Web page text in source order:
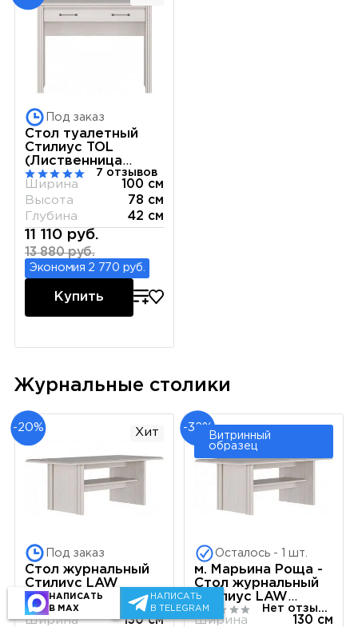
Под заказ
Стол туалетный
Стилиус TOL
(Лиственница
сибирская)7 отзывов
Ширина
100 см
Высота
78 см
Глубина
42 см
11 110 руб.
13 880 руб.
Экономия 2 770 руб.
Купить
Журнальные столики
-20% Хит
Под заказ
Стол журнальный
Стилиус LAW
(Лиственница
сибирская) 2 отзыва
Ширина 130 см
-32%
Витринный
образец
Осталось - 1 шт.
м. Марьина Роща -
Стол журнальный
Стилиус LAW
(Лиственница
сибирская)
Нет отзывов
Ширина 130 см
НАПИСАТЬ
В TELEGRAM
НАПИСАТЬ
В MAX